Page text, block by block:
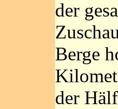
der
Berge
der